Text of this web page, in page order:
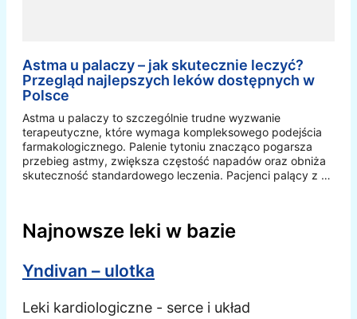
Astma u palaczy – jak skutecznie leczyć?
Przegląd najlepszych leków dostępnych w
Polsce
Astma u palaczy to szczególnie trudne wyzwanie
terapeutyczne, które wymaga kompleksowego podejścia
farmakologicznego. Palenie tytoniu znacząco pogarsza
przebieg astmy, zwiększa częstość napadów oraz obniża
skuteczność standardowego leczenia. Pacjenci palący z …
Najnowsze leki w bazie
Yndivan – ulotka
Leki kardiologiczne - serce i układ